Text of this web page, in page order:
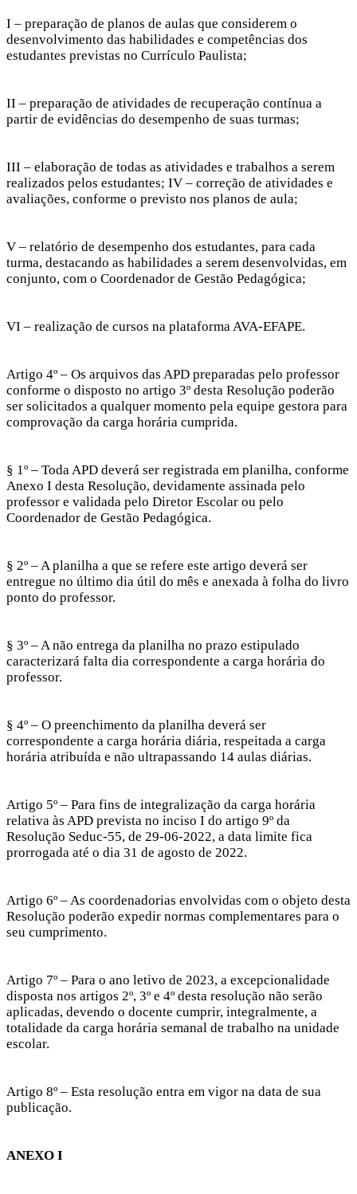
I – preparação de planos de aulas que considerem o
desenvolvimento das habilidades e competências dos
estudantes previstas no Currículo Paulista;
II – preparação de atividades de recuperação contínua a
partir de evidências do desempenho de suas turmas;
III – elaboração de todas as atividades e trabalhos a serem
realizados pelos estudantes; IV – correção de atividades e
avaliações, conforme o previsto nos planos de aula;
V – relatório de desempenho dos estudantes, para cada
turma, destacando as habilidades a serem desenvolvidas, em
conjunto, com o Coordenador de Gestão Pedagógica;
VI – realização de cursos na plataforma AVA-EFAPE.
Artigo 4º – Os arquivos das APD preparadas pelo professor
conforme o disposto no artigo 3º desta Resolução poderão
ser solicitados a qualquer momento pela equipe gestora para
comprovação da carga horária cumprida.
§ 1º – Toda APD deverá ser registrada em planilha, conforme
Anexo I desta Resolução, devidamente assinada pelo
professor e validada pelo Diretor Escolar ou pelo
Coordenador de Gestão Pedagógica.
§ 2º – A planilha a que se refere este artigo deverá ser
entregue no último dia útil do mês e anexada à folha do livro
ponto do professor.
§ 3º – A não entrega da planilha no prazo estipulado
caracterizará falta dia correspondente a carga horária do
professor.
§ 4º – O preenchimento da planilha deverá ser
correspondente a carga horária diária, respeitada a carga
horária atribuída e não ultrapassando 14 aulas diárias.
Artigo 5º – Para fins de integralização da carga horária
relativa às APD prevista no inciso I do artigo 9º da
Resolução Seduc-55, de 29-06-2022, a data limite fica
prorrogada até o dia 31 de agosto de 2022.
Artigo 6º – As coordenadorias envolvidas com o objeto desta
Resolução poderão expedir normas complementares para o
seu cumprimento.
Artigo 7º – Para o ano letivo de 2023, a excepcionalidade
disposta nos artigos 2º, 3º e 4º desta resolução não serão
aplicadas, devendo o docente cumprir, integralmente, a
totalidade da carga horária semanal de trabalho na unidade
escolar.
Artigo 8º – Esta resolução entra em vigor na data de sua
publicação.
ANEXO I